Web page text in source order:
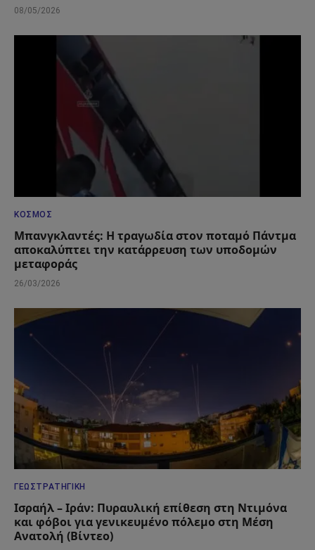
08/05/2026
ΚΌΣΜΟΣ
Μπανγκλαντές: Η τραγωδία στον ποταμό Πάντμα
αποκαλύπτει την κατάρρευση των υποδομών
μεταφοράς
26/03/2026
ΓΕΩΣΤΡΑΤΗΓΙΚΉ
Ισραήλ – Ιράν: Πυραυλική επίθεση στη Ντιμόνα
και φόβοι για γενικευμένο πόλεμο στη Μέση
Ανατολή (Βίντεο)